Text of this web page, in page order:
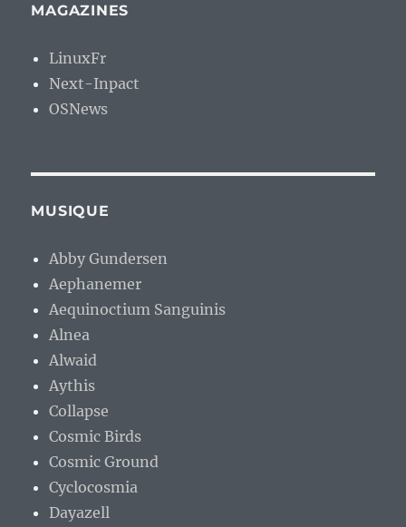
MAGAZINES
LinuxFr
Next-Inpact
OSNews
MUSIQUE
Abby Gundersen
Aephanemer
Aequinoctium Sanguinis
Alnea
Alwaid
Aythis
Collapse
Cosmic Birds
Cosmic Ground
Cyclocosmia
Dayazell